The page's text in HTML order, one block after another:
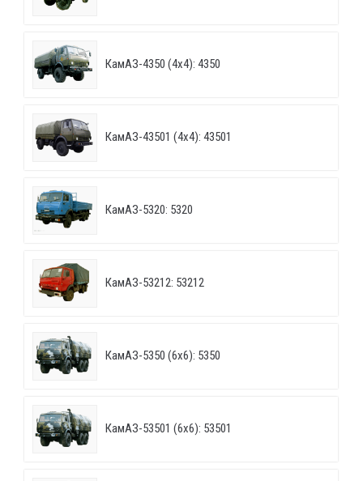
КамАЗ-4350 (4х4): 4350
КамАЗ-43501 (4х4): 43501
КамАЗ-5320: 5320
КамАЗ-53212: 53212
КамАЗ-5350 (6х6): 5350
КамАЗ-53501 (6х6): 53501